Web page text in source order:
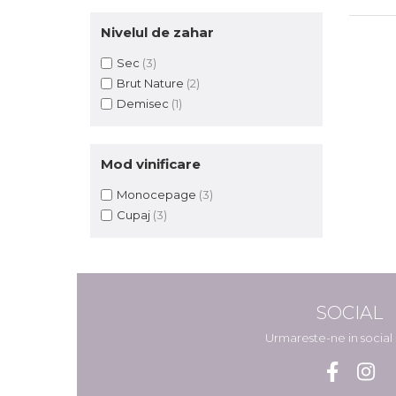
Nivelul de zahar
Sec (3)
Brut Nature (2)
Demisec (1)
Mod vinificare
Monocepage (3)
Cupaj (3)
SOCIAL
Urmareste-ne in